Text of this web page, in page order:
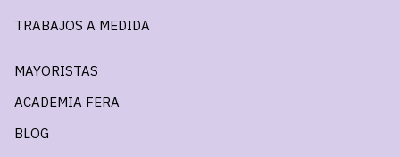
TRABAJOS A MEDIDA
MAYORISTAS
ACADEMIA FERA
BLOG